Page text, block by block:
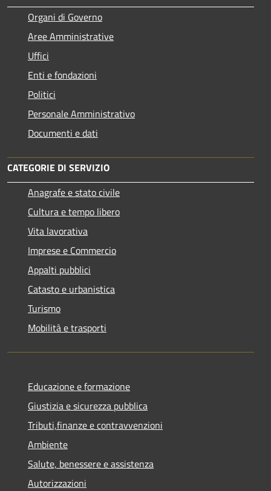
Organi di Governo
Aree Amministrative
Uffici
Enti e fondazioni
Politici
Personale Amministrativo
Documenti e dati
CATEGORIE DI SERVIZIO
Anagrafe e stato civile
Cultura e tempo libero
Vita lavorativa
Imprese e Commercio
Appalti pubblici
Catasto e urbanistica
Turismo
Mobilità e trasporti
Educazione e formazione
Giustizia e sicurezza pubblica
Tributi,finanze e contravvenzioni
Ambiente
Salute, benessere e assistenza
Autorizzazioni